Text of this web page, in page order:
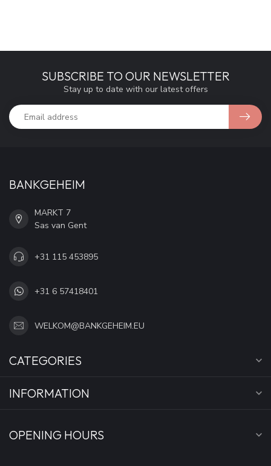
SUBSCRIBE TO OUR NEWSLETTER
Stay up to date with our latest offers
BANKGEHEIM
MARKT 7
Sas van Gent
+31 115 453895
+31 6 57418401
WELKOM@BANKGEHEIM.EU
CATEGORIES
INFORMATION
OPENING HOURS